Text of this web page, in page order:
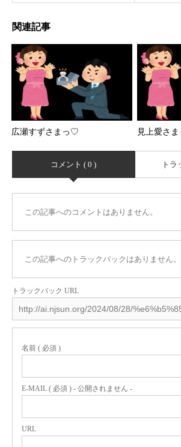
関連記事
広瀬すずさまっ♡ 見上愛さ
コメント ( 0 ) トラ
この記事へのコメントはありません。
この記事へのトラックバックはありません。
トラックバック URL
名前 ( 必須 )
E-MAIL ( 必須 ) - 公開されません -
URL